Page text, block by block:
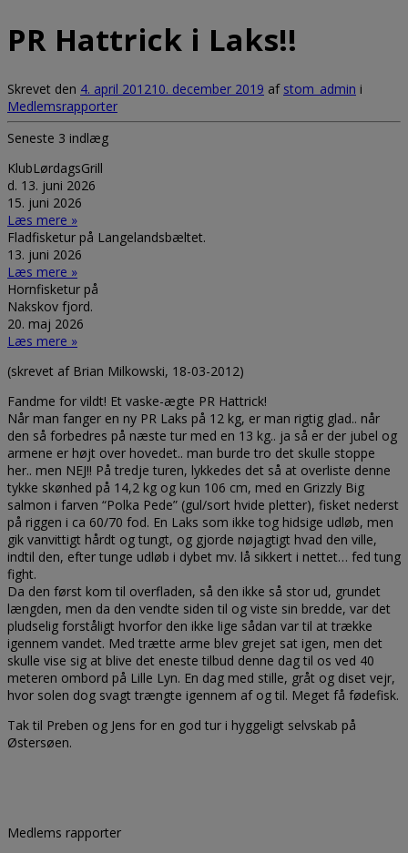
PR Hattrick i Laks!!
Skrevet den 4. april 201210. december 2019 af stom_admin i
Medlemsrapporter
Seneste 3 indlæg
KlubLørdagsGrill
d. 13. juni 2026
15. juni 2026
Læs mere »
Fladfisketur på Langelandsbæltet.
13. juni 2026
Læs mere »
Hornfisketur på
Nakskov fjord.
20. maj 2026
Læs mere »
(skrevet af Brian Milkowski, 18-03-2012)
Fandme for vildt! Et vaske-ægte PR Hattrick!
Når man fanger en ny PR Laks på 12 kg, er man rigtig glad.. når
den så forbedres på næste tur med en 13 kg.. ja så er der jubel og
armene er højt over hovedet.. man burde tro det skulle stoppe
her.. men NEJ!! På tredje turen, lykkedes det så at overliste denne
tykke skønhed på 14,2 kg og kun 106 cm, med en Grizzly Big
salmon i farven “Polka Pede” (gul/sort hvide pletter), fisket nederst
på riggen i ca 60/70 fod. En Laks som ikke tog hidsige udløb, men
gik vanvittigt hårdt og tungt, og gjorde nøjagtigt hvad den ville,
indtil den, efter tunge udløb i dybet mv. lå sikkert i nettet… fed tung
fight.
Da den først kom til overfladen, så den ikke så stor ud, grundet
længden, men da den vendte siden til og viste sin bredde, var det
pludselig forståligt hvorfor den ikke lige sådan var til at trække
igennem vandet. Med trætte arme blev grejet sat igen, men det
skulle vise sig at blive det eneste tilbud denne dag til os ved 40
meteren ombord på Lille Lyn. En dag med stille, gråt og diset vejr,
hvor solen dog svagt trængte igennem af og til. Meget få fødefisk.
Tak til Preben og Jens for en god tur i hyggeligt selvskab på
Østersøen.
Medlems rapporter